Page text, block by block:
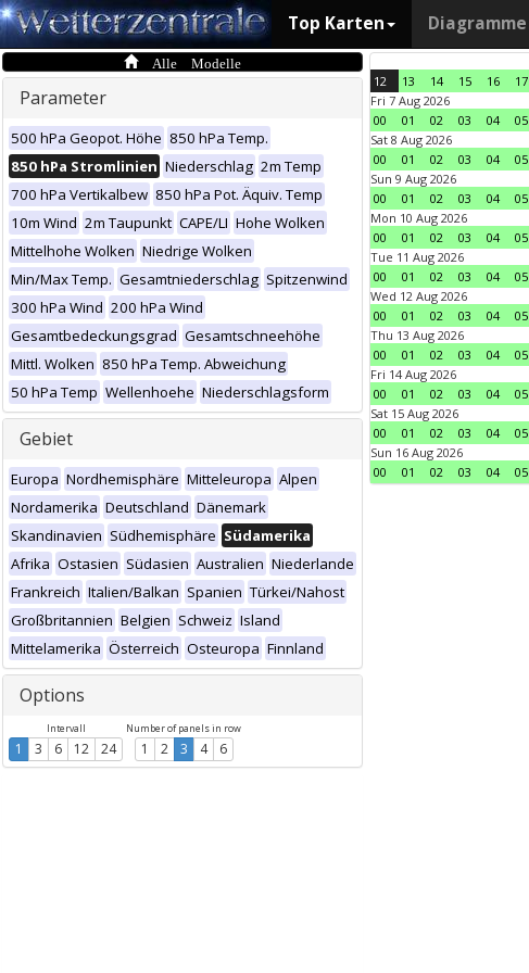
Top Karten Diagramme
Alle Modelle
Parameter
500 hPa Geopot. Höhe 850 hPa Temp.
850 hPa Stromlinien Niederschlag 2m Temp
700 hPa Vertikalbew 850 hPa Pot. Äquiv. Temp
10m Wind 2m Taupunkt CAPE/LI Hohe Wolken
Mittelhohe Wolken Niedrige Wolken
Min/Max Temp. Gesamtniederschlag Spitzenwind
300 hPa Wind 200 hPa Wind
Gesamtbedeckungsgrad Gesamtschneehöhe
Mittl. Wolken 850 hPa Temp. Abweichung
50 hPa Temp Wellenhoehe Niederschlagsform
Gebiet
Europa Nordhemisphäre Mitteleuropa Alpen
Nordamerika Deutschland Dänemark
Skandinavien Südhemisphäre Südamerika
Afrika Ostasien Südasien Australien Niederlande
Frankreich Italien/Balkan Spanien Türkei/Nahost
Großbritannien Belgien Schweiz Island
Mittelamerika Österreich Osteuropa Finnland
Options
Intervall
1 3 6 12 24
Number of panels in row
1 2 3 4 6
12 13 14 15 16 17
Fri 7 Aug 2026
00
01 02 03 04 05
Sat 8 Aug 2026
00
01 02 03 04 05
Sun 9 Aug 2026
00
01 02 03 04 05
Mon 10 Aug 2026
00
01 02 03 04 05
Tue 11 Aug 2026
00
01 02 03 04 05
Wed 12 Aug 2026
00
01 02 03 04 05
Thu 13 Aug 2026
00
01 02 03 04 05
Fri 14 Aug 2026
00
01 02 03 04 05
Sat 15 Aug 2026
00
01 02 03 04 05
Sun 16 Aug 2026
00
01 02 03 04 05